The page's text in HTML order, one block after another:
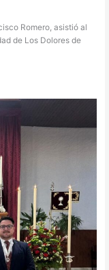
Romero, asistió al
de Los Dolores de